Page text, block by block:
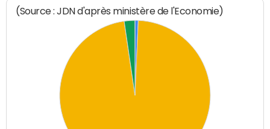
(Source : JDN d'après ministère de l'Economie)